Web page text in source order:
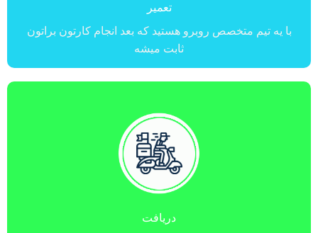
تعمیر
با یه تیم متخصص روبرو هستید که بعد انجام کارتون براتون
ثابت میشه
دریافت